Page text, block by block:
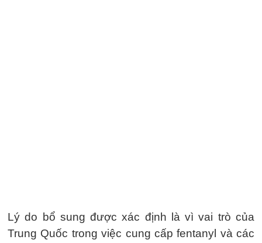
Lý do bổ sung được xác định là vì vai trò của
Trung Quốc trong việc cung cấp fentanyl và các